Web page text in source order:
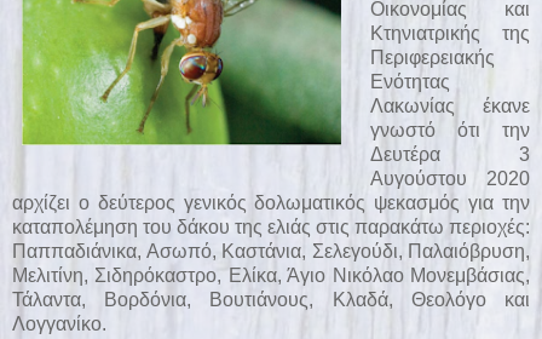
Οικονομίας και
Κτηνιατρικής της
Περιφερειακής
Ενότητας
Λακωνίας έκανε
γνωστό ότι την
Δευτέρα 3
Αυγούστου 2020
αρχίζει ο δεύτερος γενικός δολωματικός ψεκασμός για την
καταπολέμηση του δάκου της ελιάς στις παρακάτω περιοχές:
Παππαδιάνικα, Ασωπό, Καστάνια, Σελεγούδι, Παλαιόβρυση,
Μελιτίνη, Σιδηρόκαστρο, Ελίκα, Άγιο Νικόλαο Μονεμβάσιας,
Τάλαντα, Βορδόνια, Βουτιάνους, Κλαδά, Θεολόγο και
Λογγανίκο.